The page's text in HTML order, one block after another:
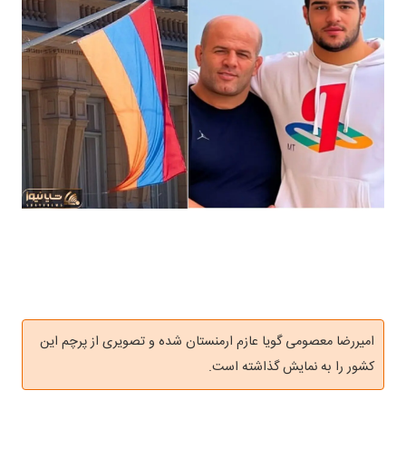
امیررضا معصومی گویا عازم ارمنستان شده و تصویری از پرچم این
کشور را به نمایش گذاشته است.